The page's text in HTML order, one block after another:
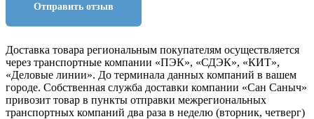
Отправить отзыв
Доставка товара региональным покупателям осуществляется
через транспортные компании «ПЭК», «СДЭК», «КИТ»,
«Деловые линии». До терминала данных компаний в вашем
городе. Собственная служба доставки компании «Сан Саныч»
привозит товар в пункты отправки межрегиональных
транспортных компаний два раза в неделю (вторник, четверг)